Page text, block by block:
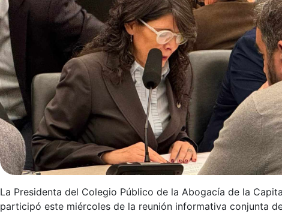
La Presidenta del Colegio Público de la Abogacía de la
participó este miércoles de la reunión informativa conjunta